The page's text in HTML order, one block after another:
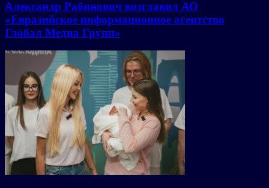
Александр Рабинович возглавил АО
«Евразийское информационное агентство
Глобал Медиа Групп»